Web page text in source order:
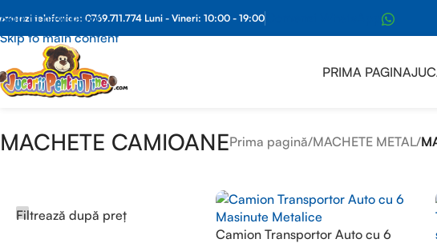
Skip to navigation
Skip to main content
telefonice: 0769.711.774 Luni - Vineri: 10:00 - 19:00
PRIMA PAGINA
MACHETE CAMIOANEPrima pagină/MACHETE METAL/
Filtrează după preț
Camion Transportor Auto cu 6